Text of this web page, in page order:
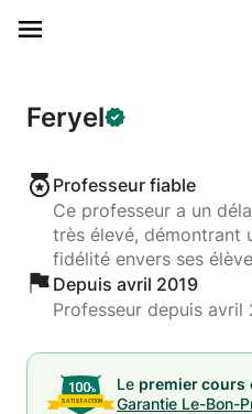
Feryel
Professeur fiable
Ce professeur a un
très élevé, démontrant
fidélité envers ses
Depuis avril 2019
Professeur depuis avril
Le premier cours
Garantie Le-Bon-